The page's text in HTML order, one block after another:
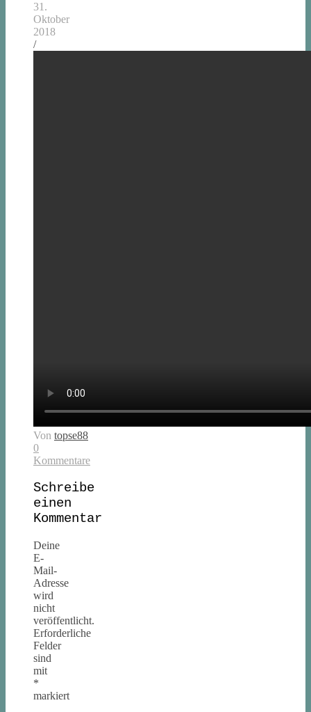
31.
Oktober
2018
/
Von topse88
0
Kommentare
Schreibe
einen
Kommentar
Deine
E-
Mail-
Adresse
wird
nicht
veröffentlicht.
Erforderliche
Felder
sind
mit
*
markiert